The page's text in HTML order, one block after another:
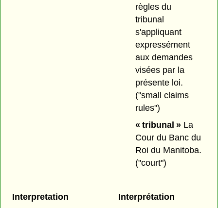
règles du
tribunal
s'appliquant
expressément
aux demandes
visées par la
présente loi.
("small claims
rules")
« tribunal »La
Cour du Banc du
Roi du Manitoba.
("court")
Interpretation
Interprétation